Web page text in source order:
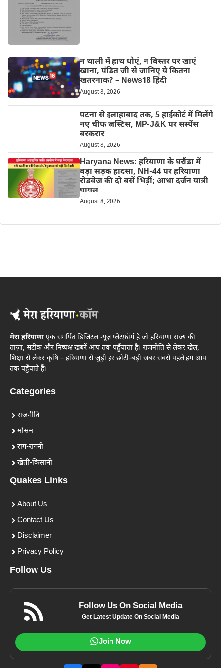
न थाली में हाथ धोएं, न बिस्तर पर खाएं
खाना, पंडित जी से जानिए ये कितना
खतरनाक? – News18 हिंदी
August 8, 2026
पटना से इलाहाबाद तक, 5 हाईकोर्ट में मिलेंगे
नए चीफ जस्टिस, MP-J&K पर सस्पेंस
बरकरार
August 8, 2026
Haryana News: हरियाणा के घरौंडा में
बड़ा सड़क हादसा, NH-44 पर हरियाणा
रोडवेज की दो बसें भिड़ीं; आधा दर्जन यात्री
घायल
August 8, 2026
मेरा हरियाणाएक समर्पित डिजिटल न्यूज़ प्लेटफ़ॉर्म है जो हरियाणा राज्य की
ताज़ा, सटीक और निष्पक्ष खबरें आप तक पहुँचाता है। राजनीति से लेकर खेल,
शिक्षा से लेकर कृषि – हरियाणा से जुड़ी हर छोटी-बड़ी खबर सबसे पहले हम आप
तक पहुँचाते हैं।
Categories
राजनीति
मौसम
राग-रागनी
खेती-किसानी
Quakes Links
About Us
Contact Us
Disclaimer
Privacy Policy
Follow Us
Follow Us On Social Media
Get Latest Update On Social Media
Join Now